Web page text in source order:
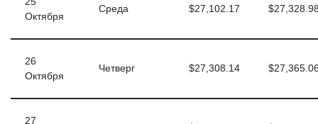
Октября
Среда $27,102.17
26
Октября
Четверг $27,308.14
27